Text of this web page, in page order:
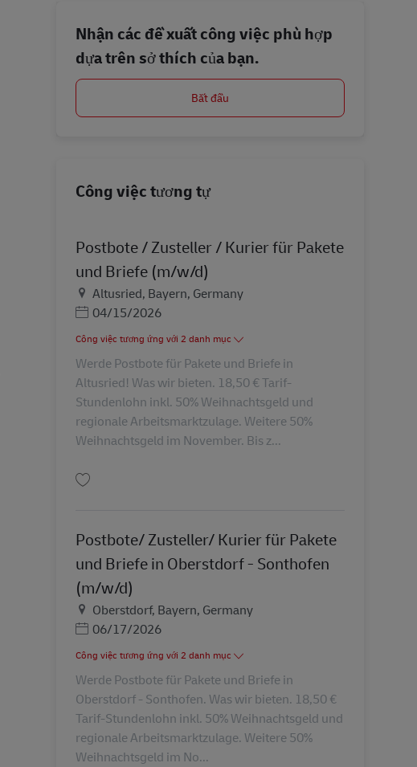
Nhận các đề xuất công việc phù hợp
dựa trên sở thích của bạn.
Bắt đầu
Công việc tương tự
Postbote / Zusteller / Kurier für Pakete
und Briefe (m/w/d)
Địa điểm
Altusried, Bayern, Germany
Posted Date
04/15/2026
Công việc tương ứng với 2 danh mục
Werde Postbote für Pakete und Briefe in
Altusried! Was wir bieten. 18,50 € Tarif-
Stundenlohn inkl. 50% Weihnachtsgeld und
regionale Arbeitsmarktzulage. Weitere 50%
Weihnachtsgeld im November. Bis z...
Postbote/ Zusteller/ Kurier für Pakete
und Briefe in Oberstdorf - Sonthofen
(m/w/d)
Địa điểm
Oberstdorf, Bayern, Germany
Posted Date
06/17/2026
Công việc tương ứng với 2 danh mục
Werde Postbote für Pakete und Briefe in
Oberstdorf - Sonthofen. Was wir bieten. 18,50 €
Tarif-Stundenlohn inkl. 50% Weihnachtsgeld und
regionale Arbeitsmarktzulage. Weitere 50%
Weihnachtsgeld im No...